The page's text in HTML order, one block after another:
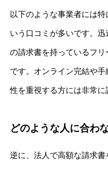
以下のような事業者には
いう口コミが多いです。
の請求書を持っているフ
です。オンライン完結や
性を重視する方には非常に
どのような人に合わ
逆に、法人で高額な請求書